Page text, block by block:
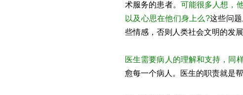
术服务的患者。 可能很多人想，
以及心思在他们身上么?这些问
些情感，否则人类社会文明的发展
医生需要病人的理解和支持，同
愈每一个病人。医生的职责就是